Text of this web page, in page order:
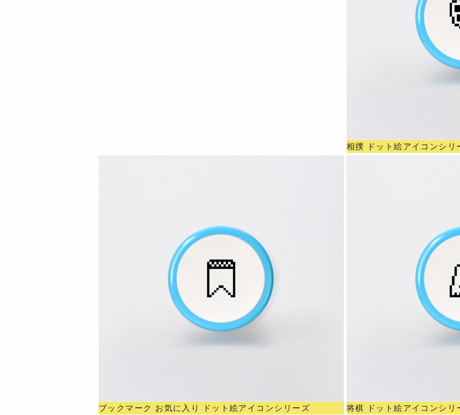
相撲 ドット絵アイコンシリ
ブックマーク お気に入り ドット絵アイコンシリーズ 将棋 ドット絵アイコンシリ